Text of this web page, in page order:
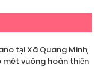
tại Xã Quang Minh,
mét vuông hoàn thiện